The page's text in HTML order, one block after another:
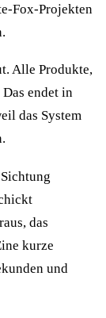
Fox-Projekten
Alle Produkte,
endet in
das System
das
kurze
und